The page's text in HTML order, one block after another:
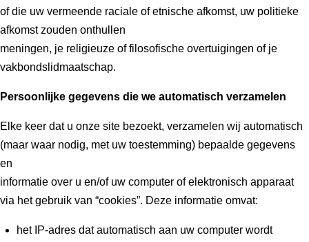
of die uw vermeende raciale of etnische afkomst, uw politieke
afkomst zouden onthullen
meningen, je religieuze of filosofische overtuigingen of je
vakbondslidmaatschap.
Persoonlijke gegevens die we automatisch verzamelen
Elke keer dat u onze site bezoekt, verzamelen wij automatisch
(maar waar nodig, met uw toestemming) bepaalde gegevens
en
informatie over u en/of uw computer of elektronisch apparaat
via het gebruik van “cookies”. Deze informatie omvat:
het IP-adres dat automatisch aan uw computer wordt